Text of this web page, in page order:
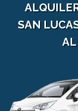
SAN
AL